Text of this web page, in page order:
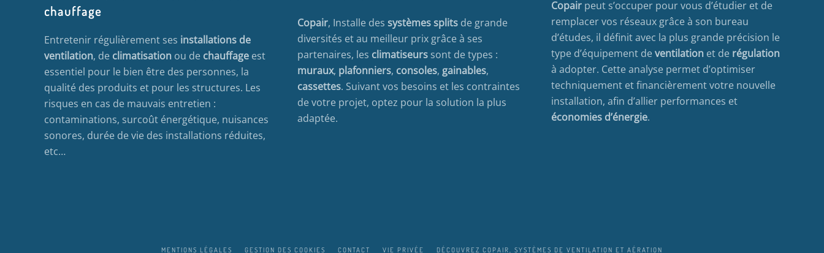
chauffage
Entretenir régulièrement ses installations de
ventilation, de climatisation ou de chauffage est
essentiel pour le bien être des personnes, la
qualité des produits et pour les structures. Les
risques en cas de mauvais entretien :
contaminations, surcoût énergétique, nuisances
sonores, durée de vie des installations réduites,
etc…
Copair, Installe des systèmes splits de grande
diversités et au meilleur prix grâce à ses
partenaires, les climatiseurs sont de types :
muraux, plafonniers, consoles, gainables,
cassettes. Suivant vos besoins et les contraintes
de votre projet, optez pour la solution la plus
adaptée.
Copairpeut s’occuper pour vous d’étudier et de
remplacer vos réseaux grâce à son bureau
d’études, il définit avec la plus grande précision le
type d’équipement deventilationet de régulation
à adopter. Cette analyse permet d’optimiser
techniquement et financièrement votre nouvelle
installation, afin d’allier performances et
économies d’énergie.
MENTIONS LÉGALES GESTION DES COOKIES CONTACT VIE PRIVÉE DÉCOUVREZ COPAIR, SYSTÈMES DE VENTILATION ET AÉRATION